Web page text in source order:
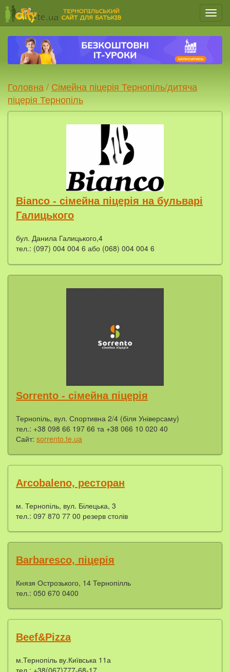
Меню
Головна / Сімейна піцерія Тернопіль/дитяча
піцерія Тернопіль
Bianco - сімейна піцерія на бульварі
Галицького
бул. Данила Галицького,4
тел.: (097) 004 004 6 або (068) 004 004 6
Sorrento - сімейна піцерія
Тернопіль, вул. Спортивна 2/4 (біля Універсаму)
тел.: +38 098 66 197 66 та +38 066 10 020 40
Сайт: sorrento.te.ua
Arcobaleno, ресторан
м. Тернопіль, вул. Білецька, 3
тел.: 097 870 77 00 резерв столів
Barbaresco, піцерія
Князя Острозького, 14 Тернопілль
тел.: 050 670 0400
Beef&Pizza
м.Тернопіль ву.Київська 11а
тел.: +38(067)777-68-17